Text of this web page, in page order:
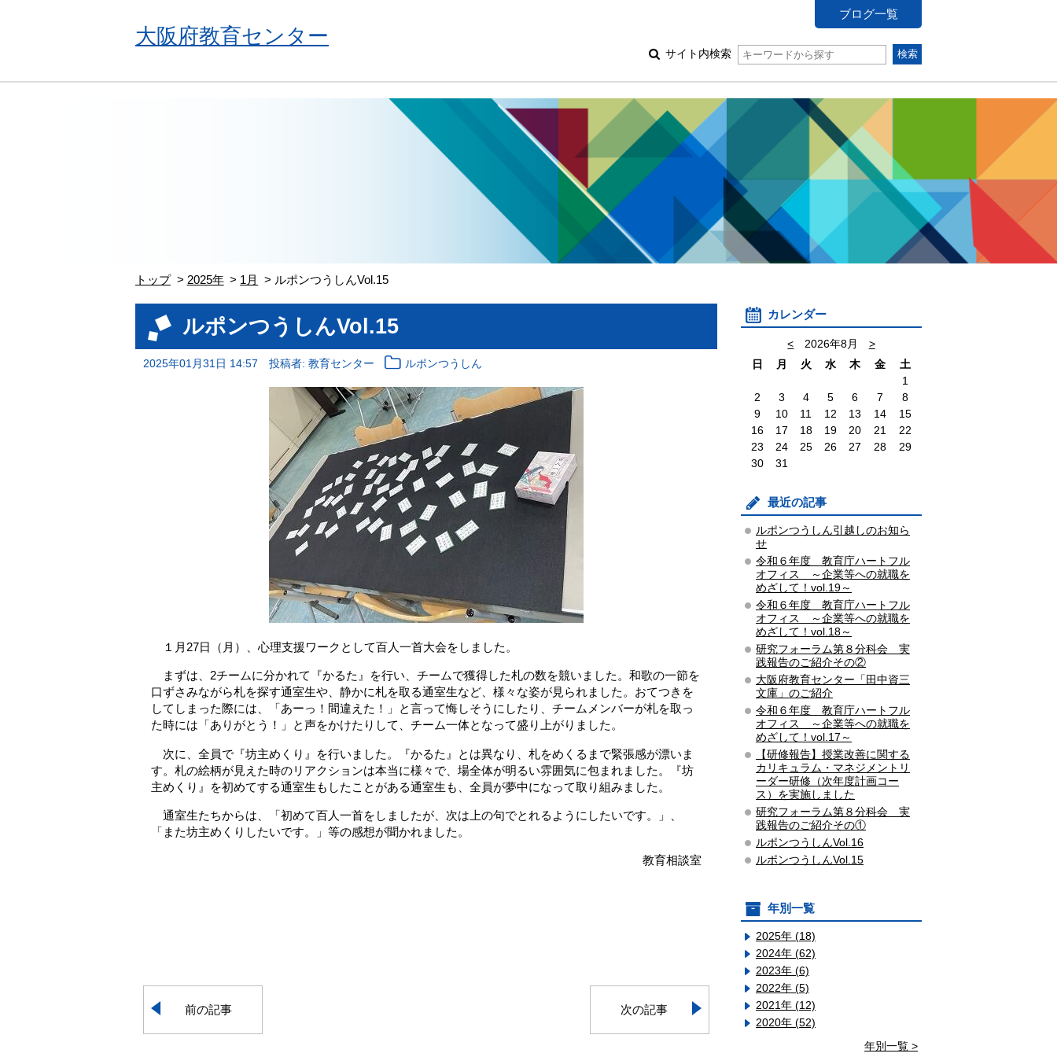
大阪府教育センター
ブログ一覧
サイト内検索
トップ 2025年 1月 ルポンつうしんVol.15
ルポンつうしんVol.15
2025年01月31日 14:57 投稿者: 教育センター ルポンつうしん
１月27日（月）、心理支援ワークとして百人一首大会をしました。
まずは、2チームに分かれて『かるた』を行い、チームで獲得した札の数を競いました。和歌の一節を
口ずさみながら札を探す通室生や、静かに札を取る通室生など、様々な姿が見られました。おてつきを
してしまった際には、「あーっ！間違えた！」と言って悔しそうにしたり、チームメンバーが札を取っ
た時には「ありがとう！」と声をかけたりして、チーム一体となって盛り上がりました。
次に、全員で『坊主めくり』を行いました。『かるた』とは異なり、札をめくるまで緊張感が漂いま
す。札の絵柄が見えた時のリアクションは本当に様々で、場全体が明るい雰囲気に包まれました。『坊
主めくり』を初めてする通室生もしたことがある通室生も、全員が夢中になって取り組みました。
通室生たちからは、「初めて百人一首をしましたが、次は上の句でとれるようにしたいです。」、
「また坊主めくりしたいです。」等の感想が聞かれました。
教育相談室
前の記事 次の記事
カレンダー
< 2026年8月
>
日
月 火 水 木 金
土
1
2
3 4 5 6 7
8
9
10 11 12 13 14
15
16
17 18 19 20 21
22
23
24 25 26 27 28
29
30
31
最近の記事
ルポンつうしん引越しのお知ら
せ
令和６年度 教育庁ハートフル
オフィス ～企業等への就職を
めざして！vol.19～
令和６年度 教育庁ハートフル
オフィス ～企業等への就職を
めざして！vol.18～
研究フォーラム第８分科会 実
践報告のご紹介その②
大阪府教育センター「田中資三
文庫」のご紹介
令和６年度 教育庁ハートフル
オフィス ～企業等への就職を
めざして！vol.17～
【研修報告】授業改善に関する
カリキュラム・マネジメントリ
ーダー研修（次年度計画コー
ス）を実施しました
研究フォーラム第８分科会 実
践報告のご紹介その①
ルポンつうしんVol.16
ルポンつうしんVol.15
年別一覧
2025年 (18)
2024年 (62)
2023年 (6)
2022年 (5)
2021年 (12)
2020年 (52)
年別一覧 >